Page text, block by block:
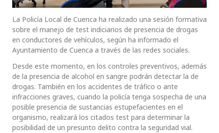
La Policía Local de Cuenca ha realizado una sesión formativa
sobre el manejo de test indiciarios de presencia de drogas
en conductores de vehículos, según ha informado el
Ayuntamiento de Cuenca a través de las redes sociales.
Desde este momento, en los controles preventivos, además
de la presencia de alcohol en sangre podrán detectar la de
drogas. También en los accidentes de tráfico o ante
infracciones graves, cuando la policía tenga sospecha de una
posible presencia de sustancias estupefacientes en el
organismo, realizará los citados test para determinar la
posibilidad de un presunto delito contra la seguridad vial.